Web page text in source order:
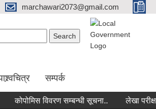
marchawari2073@gmail.com
सम्पर्क
कोपोमिस विवरण सम्बन्धी सूचना.. लेखा